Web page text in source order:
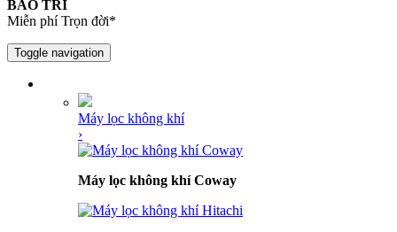
BẢO TRÌ
Miễn phí Trọn đời*
Toggle navigation
Máy lọc không khí
›
Máy lọc không khí Coway